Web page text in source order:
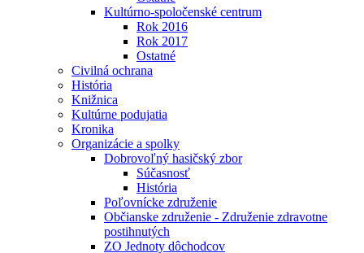
Kultúrno-spoločenské centrum
Rok 2016
Rok 2017
Ostatné
Civilná ochrana
História
Knižnica
Kultúrne podujatia
Kronika
Organizácie a spolky
Dobrovoľný hasičský zbor
Súčasnosť
História
Poľovnícke združenie
Občianske združenie - Združenie zdravotne
postihnutých
ZO Jednoty dôchodcov